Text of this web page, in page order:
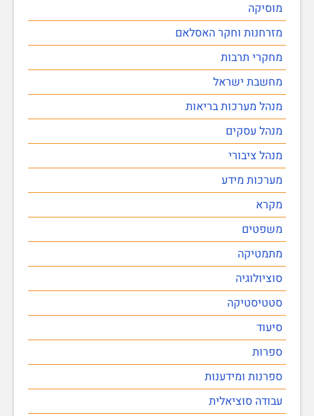
מוסיקה
מזרחנות וחקר האסלאם
מחקרי תרבות
מחשבת ישראל
מנהל מערכות בריאות
מנהל עסקים
מנהל ציבורי
מערכות מידע
מקרא
משפטים
מתמטיקה
סוציולוגיה
סטטיסטיקה
סיעוד
ספרות
ספרנות ומידענות
עבודה סוציאלית